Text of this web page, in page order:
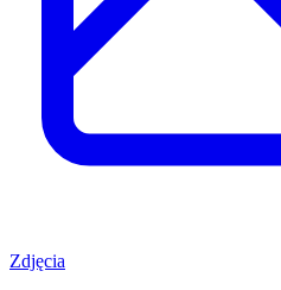
Zdjęcia